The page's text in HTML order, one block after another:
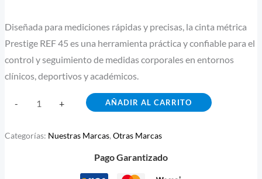
Diseñada para mediciones rápidas y precisas, la cinta métrica
Prestige REF 45 es una herramienta práctica y confiable para el
control y seguimiento de medidas corporales en entornos
clínicos, deportivos y académicos.
- + AÑADIR AL CARRITO
Categorías: Nuestras Marcas,Otras Marcas
Pago Garantizado